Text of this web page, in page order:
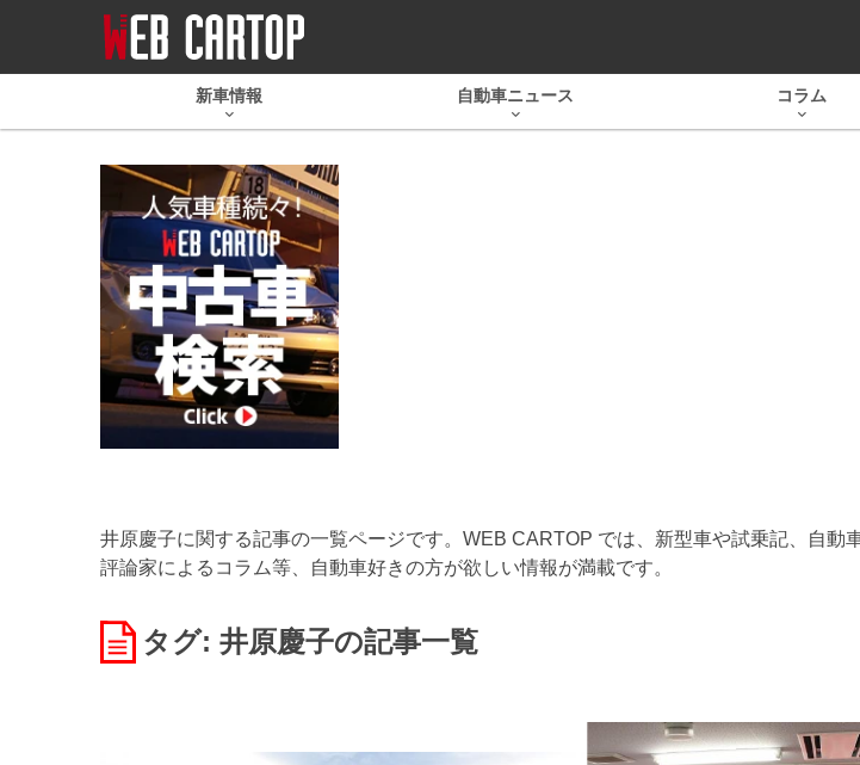
新車情報 自動車ニュース コラム
井原慶子に関する記事の一覧ページです。WEB CARTOP では、新型車や試乗記、自動
評論家によるコラム等、自動車好きの方が欲しい情報が満載です。
タグ: 井原慶子の記事一覧